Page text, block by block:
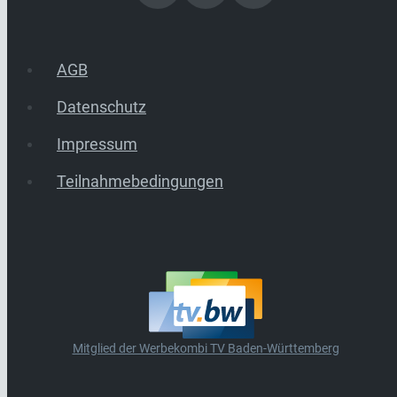
AGB
Datenschutz
Impressum
Teilnahmebedingungen
Mitglied der Werbekombi TV Baden-Württemberg